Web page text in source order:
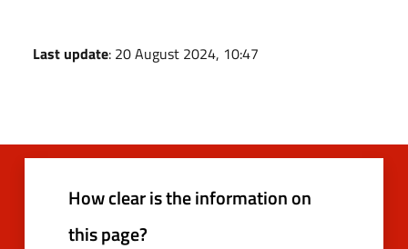
Last update: 20 August 2024, 10:47
How clear is the information on
this page?